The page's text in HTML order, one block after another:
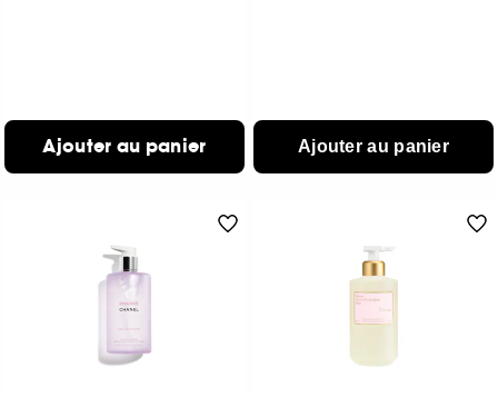
Ajouter au panier Ajouter au panier